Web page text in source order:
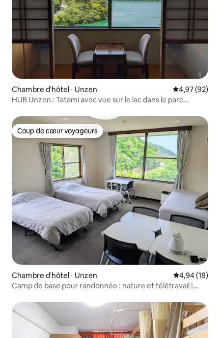
Chambre d'hôtel ⋅ Unzen Évaluation
4,97 (92)
HUB Unzen : Tatami avec vue sur le lac dans le parc
Coup de cœur voyageurs
Coup de cœur voyageurs
Chambre d'hôtel ⋅ Unzen Évaluation
4,94 (18)
Camp de base pour randonnée : nature et télétravail |